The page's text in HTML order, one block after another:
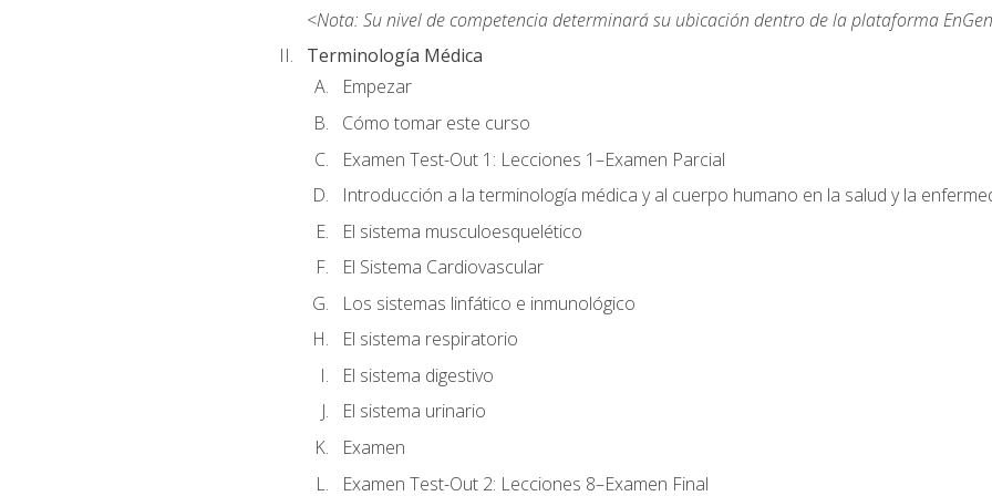
<Nota: Su nivel de competencia determinará su ubicación dentro de la plataforma
Terminología Médica
Empezar
Cómo tomar este curso
Examen Test-Out 1: Lecciones 1–Examen Parcial
Introducción a la terminología médica y al cuerpo humano en la salud y la
El sistema musculoesquelético
El Sistema Cardiovascular
Los sistemas linfático e inmunológico
El sistema respiratorio
El sistema digestivo
El sistema urinario
Examen
Examen Test-Out 2: Lecciones 8–Examen Final